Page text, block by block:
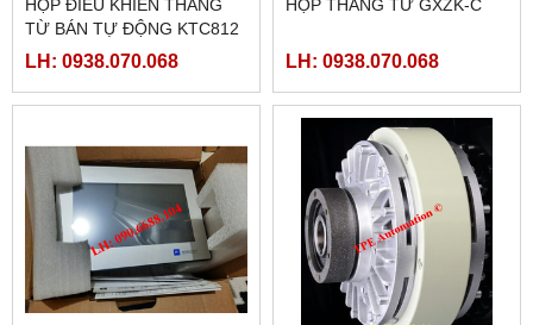
HỘP ĐIỀU KHIỂN THẮNG
TỪ BÁN TỰ ĐỘNG KTC812
LH: 0938.070.068
HỘP THẮNG TỪ GXZK-C
LH: 0938.070.068